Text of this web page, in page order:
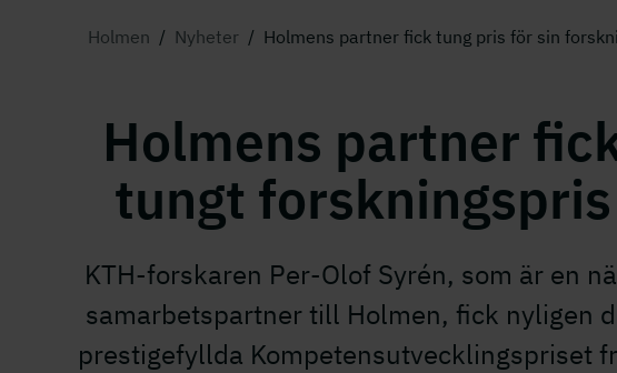
Holmen / Nyheter / Holmens partner fick tung pris för sin
Holmens partner
tungt forskningspris
KTH-forskaren Per-Olof Syrén, som är en
samarbetspartner till Holmen, fick nyligen
prestigefyllda Kompetensutvecklingspriset